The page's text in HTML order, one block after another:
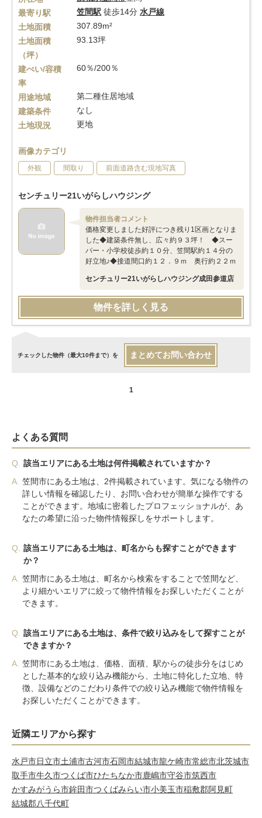
最寄り駅
笠間駅 徒歩14分 水戸線
土地面積
307.89m²
土地面積
（坪）
93.13坪
建ぺい/容積
率
60％/200％
用途地域
第二種住居地域
建築条件
なし
土地現況
更地
画像カテゴリ
外観 間取り 前面道路含む現地写真
センチュリー21いがらしハウジング
物件担当者コメント
価格変更しました好評につき残り1区画となりま
した◆建築条件無し、広々約９３坪！ ◆スー
パー・小学校徒歩約１０分、笠間駅約１４分の
好立地♪◆接道間口約１２．９ｍ 奥行約２２ｍ
センチュリー21いがらしハウジング成田参道店
物件を詳しく見る
チェックした物件（最大10件まで）を まとめてお問い合わせ
1
よくある質問
Q.
該当エリアにある土地は何件掲載されていますか？
A. 笠間市にある土地は、2件掲載されています。気になる物件の
詳しい情報を確認したり、お問い合わせが簡単な操作でする
ことができます。地域に密着したプロフェッショナルが、あ
なたの希望に沿った物件情報探しをサポートします。
Q.
該当エリアにある土地は、町名からも探すことができます
か？
A. 笠間市にある土地は、町名から検索をすることで笠間など、
より細かいエリアに絞って物件情報をお探しいただくことが
できます。
Q.
該当エリアにある土地は、条件で絞り込みをして探すことが
できますか？
A. 笠間市にある土地は、価格、面積、駅からの徒歩分をはじめ
とした基本的な絞り込み機能から、土地に特化した立地、特
徴、設備などのこだわり条件での絞り込み機能で物件情報を
お探しいただくことができます。
近隣エリアから探す
水戸市日立市土浦市古河市石岡市結城市龍ケ崎市常総市北茨城市
取手市牛久市つくば市ひたちなか市鹿嶋市守谷市筑西市
かすみがうら市鉾田市つくばみらい市小美玉市稲敷郡阿見町
結城郡八千代町